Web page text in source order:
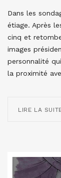
Dans les
étiage. Après
cinq et
images
personnalité
la proximité
LIRE LA